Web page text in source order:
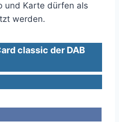
und Karte dürfen als
werden.
classic der DAB